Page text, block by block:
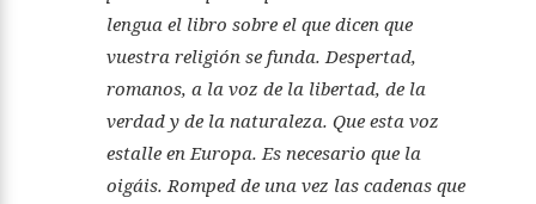
lengua el libro sobre el que dicen que
vuestra religión se funda. Despertad,
romanos, a la voz de la libertad, de la
verdad y de la naturaleza. Que esta voz
estalle en Europa. Es necesario que la
oigáis. Romped de una vez las cadenas que